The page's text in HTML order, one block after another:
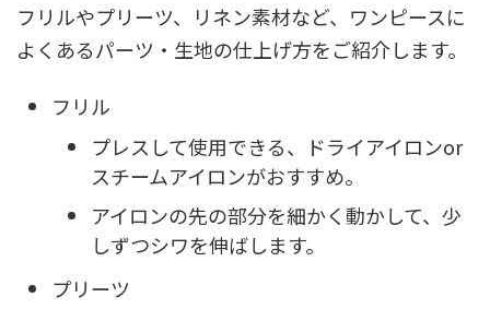
フリルやプリーツ、リネン素材など、ワンピースに
よくあるパーツ・生地の仕上げ方をご紹介します。
フリル
プレスして使用できる、ドライアイロンor
スチームアイロンがおすすめ。
アイロンの先の部分を細かく動かして、少
しずつシワを伸ばします。
プリーツ